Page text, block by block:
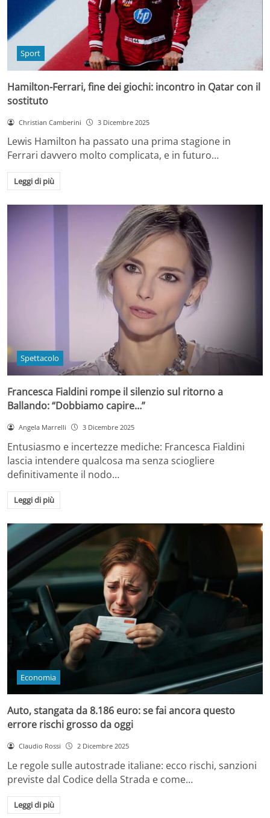
Sport
Hamilton-Ferrari, fine dei giochi: incontro in Qatar con il
sostituto
Christian Camberini 3 Dicembre 2025
Lewis Hamilton ha passato una prima stagione in
Ferrari davvero molto complicata, e in futuro…
Leggi di più
Spettacolo
Francesca Fialdini rompe il silenzio sul ritorno a
Ballando: “Dobbiamo capire…”
Angela Marrelli 3 Dicembre 2025
Entusiasmo e incertezze mediche: Francesca Fialdini
lascia intendere qualcosa ma senza sciogliere
definitivamente il nodo…
Leggi di più
Economia
Auto, stangata da 8.186 euro: se fai ancora questo
errore rischi grosso da oggi
Claudio Rossi 2 Dicembre 2025
Le regole sulle autostrade italiane: ecco rischi, sanzioni
previste dal Codice della Strada e come…
Leggi di più